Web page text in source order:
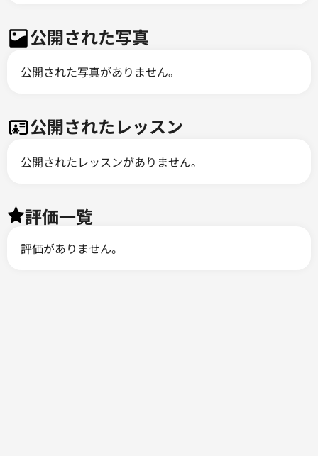
公開された写真
公開された写真がありません。
公開されたレッスン
公開されたレッスンがありません。
評価一覧
評価がありません。